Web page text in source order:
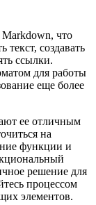
что
текст, создавать
ссылки.
для работы
еще более
ее отличным
на
функции и
решение для
процессом
элементов.